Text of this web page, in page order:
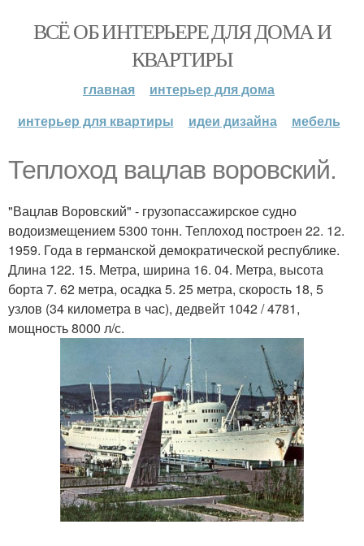
ВСЁ ОБ ИНТЕРЬЕРЕ ДЛЯ ДОМА И
КВАРТИРЫ
главная
интерьер для дома
интерьер для квартиры
идеи дизайна мебель
Теплоход вацлав воровский.
"Вацлав Воровский" - грузопассажирское судно
водоизмещением 5300 тонн. Теплоход построен 22. 12.
1959. Года в германской демократической республике.
Длина 122. 15. Метра, ширина 16. 04. Метра, высота
борта 7. 62 метра, осадка 5. 25 метра, скорость 18, 5
узлов (34 километра в час), дедвейт 1042 / 4781,
мощность 8000 л/с.